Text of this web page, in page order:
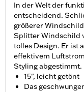
In der Welt der
entscheidend.
größerer
Splitter Windschild
tolles Design. Er ist
effektivem
Styling abgestimmt.
15", leicht getönt
Das